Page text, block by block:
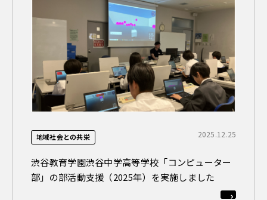
地域社会との共栄 2025.12.25
渋谷教育学園渋谷中学高等学校「コンピューター
部」の部活動支援（2025年）を実施しました